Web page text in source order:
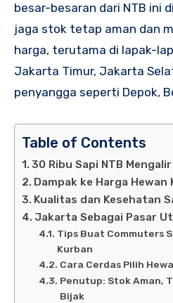
besar-besaran dari NTB ini
jaga stok tetap aman dan
harga, terutama di lapak-
Jakarta Timur, Jakarta
penyangga seperti Depok,
Table of Contents
30 Ribu Sapi NTB
Dampak ke Harga
Kualitas dan Kesehatan
Jakarta Sebagai Pasar
Tips Buat Commuters
Kurban
Cara Cerdas Pilih
Penutup: Stok Aman,
Bijak